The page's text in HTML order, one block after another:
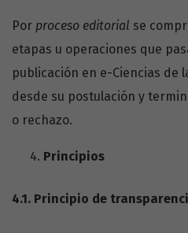
Por proceso editorial se
etapas u operaciones que
publicación en e-Ciencias de
desde su postulación y
o rechazo.
Principios
4.1. Principio de